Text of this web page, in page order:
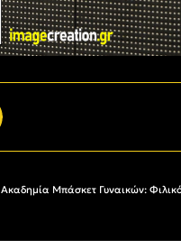
Ακαδημία Μπάσκετ Γυναικών: